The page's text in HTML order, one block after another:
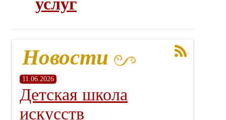
услуг
Новости
11.06.2026
Детская школа
искусств